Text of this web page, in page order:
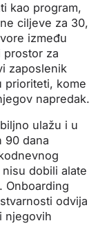
kao program,
ciljeve za 30,
između
prostor za
zaposlenik
prioriteti, kome
napredak.
ulažu i u
90 dana
dobili alate
Onboarding
odvija
njegovih